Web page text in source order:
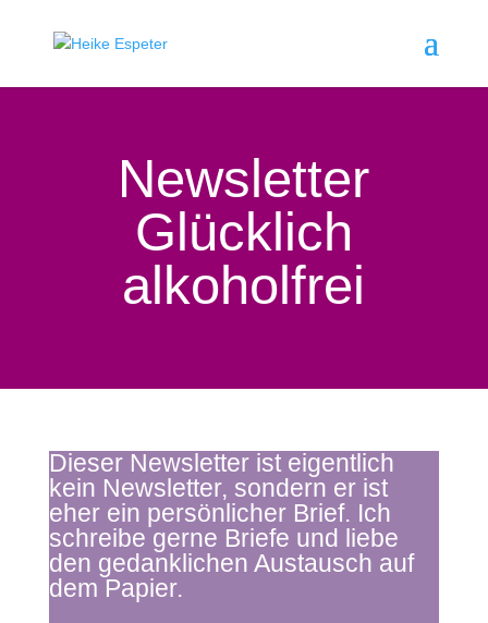
Newsletter
Glücklich
alkoholfrei
Dieser Newsletter ist eigentlich
kein Newsletter, sondern er ist
eher ein persönlicher Brief. Ich
schreibe gerne Briefe und liebe
den gedanklichen Austausch auf
dem Papier.